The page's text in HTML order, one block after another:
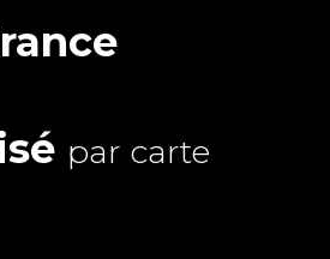
par carte